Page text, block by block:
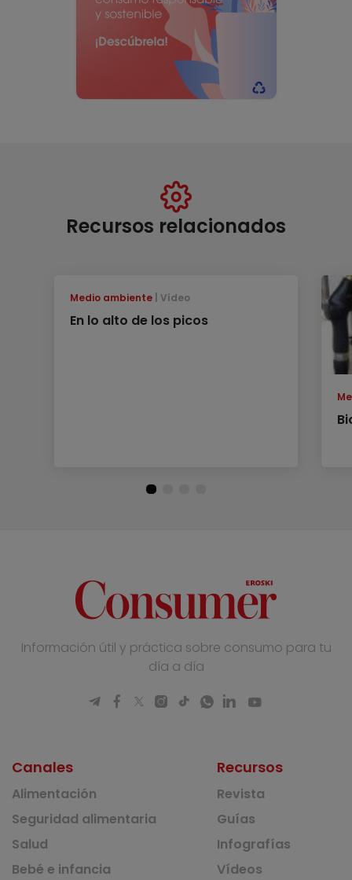
Recursos relacionados
Medio ambiente Vídeo
En lo alto de los picos
Información útil y práctica sobre consumo para tu
día a día
Canales
Alimentación
Seguridad alimentaria
Salud
Bebé e infancia
Recursos
Revista
Guías
Infografías
Vídeos